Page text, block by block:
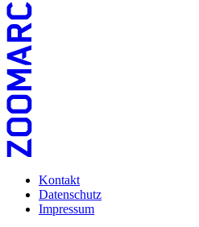
Kontakt
Datenschutz
Impressum